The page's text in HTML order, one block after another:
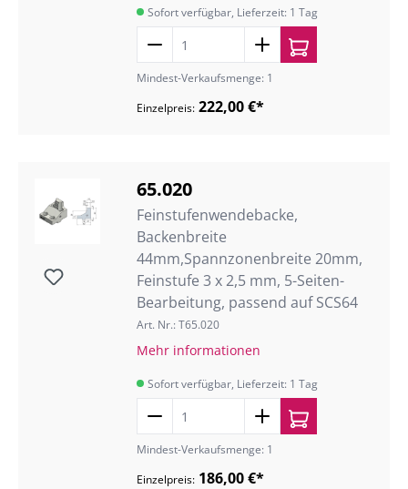
Sofort verfügbar, Lieferzeit: 1 Tag
Mindest-Verkaufsmenge: 1
Einzelpreis: 222,00 €*
65.020
Feinstufenwendebacke,
Backenbreite
44mm,Spannzonenbreite 20mm,
Feinstufe 3 x 2,5 mm, 5-Seiten-
Bearbeitung, passend auf SCS64
Art. Nr.: T65.020
Mehr informationen
Sofort verfügbar, Lieferzeit: 1 Tag
Mindest-Verkaufsmenge: 1
Einzelpreis: 186,00 €*